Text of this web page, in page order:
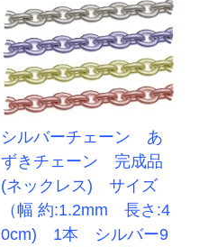
シルバーチェーン あ
ずきチェーン 完成品
(ネックレス) サイズ
（幅 約:1.2mm 長さ:4
0cm) 1本 シルバー9